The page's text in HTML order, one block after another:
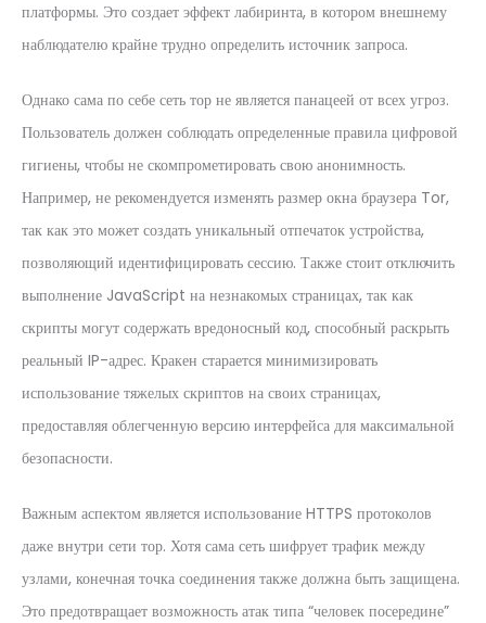
платформы. Это создает эффект лабиринта, в котором внешнему
наблюдателю крайне трудно определить источник запроса.
Однако сама по себе сеть тор не является панацеей от всех угроз.
Пользователь должен соблюдать определенные правила цифровой
гигиены, чтобы не скомпрометировать свою анонимность.
Например, не рекомендуется изменять размер окна браузера Tor,
так как это может создать уникальный отпечаток устройства,
позволяющий идентифицировать сессию. Также стоит отключить
выполнение JavaScript на незнакомых страницах, так как
скрипты могут содержать вредоносный код, способный раскрыть
реальный IP-адрес. Кракен старается минимизировать
использование тяжелых скриптов на своих страницах,
предоставляя облегченную версию интерфейса для максимальной
безопасности.
Важным аспектом является использование HTTPS протоколов
даже внутри сети тор. Хотя сама сеть шифрует трафик между
узлами, конечная точка соединения также должна быть защищена.
Это предотвращает возможность атак типа “человек посередине”